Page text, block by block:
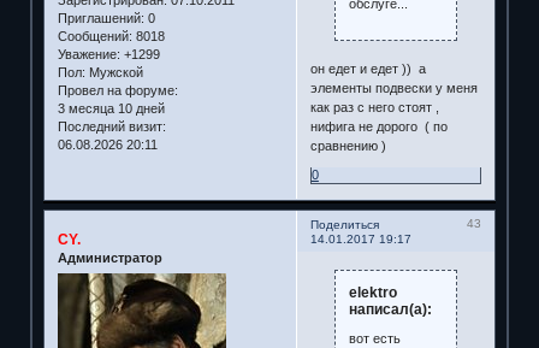
Приглашений: 0
Сообщений: 8018
Уважение: +1299
Пол: Мужской
Провел на форуме:
3 месяца 10 дней
Последний визит:
06.08.2026 20:11
обслуге...
он едет и едет )) а
элементы подвески у меня
как раз с него стоят ,
нифига не дорого ( по
сравнению )
0
Поделиться
43
14.01.2017 19:17
CY.
Администратор
elektro
написал(а):
вот есть